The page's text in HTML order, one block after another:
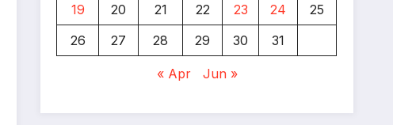
19
20 21 22 23 24
25
26
27 28 29 30 31
« Apr Jun »